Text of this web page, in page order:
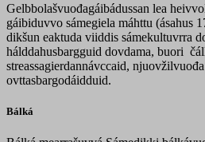
Gelbbolašvuođagáibádussan lea
gáibiduvvo sámegiela máhttu (ásahus
dikšun eaktuda viiddis sámekultuvrra
hálddahusbargguid dovdama, buori
streassagierdannávccaid,
ovttasbargodáidduid.
Bálká